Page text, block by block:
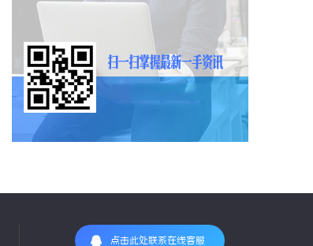
点击此处联系在线客服